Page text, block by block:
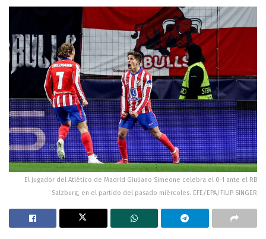
El jugador del Atlético de Madrid Giuliano Simeone celebra el 0-1 ante el RB
Salzburg, en el partido del pasado miércoles. EFE/EPA/FILIP SINGER